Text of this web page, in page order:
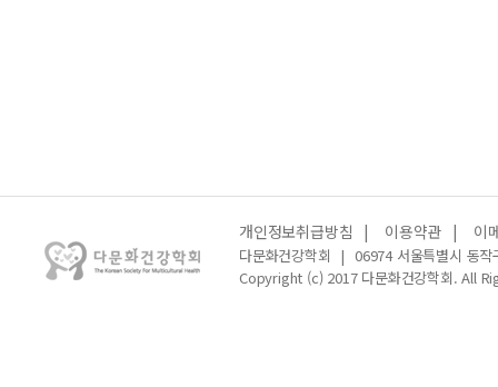
개인정보취급방침 | 이용약관 | 이
다문화건강학회 | 06974 서울특별시 동
Copyright (c) 2017 다문화건강학회. All